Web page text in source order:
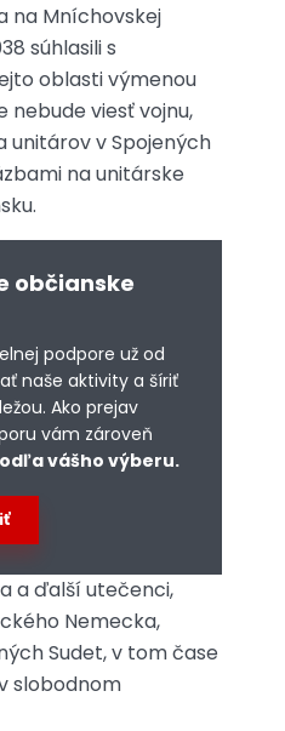
na Mníchovskej
súhlasili s
oblasti výmenou
nebude viesť vojnu,
unitárov v Spojených
na unitárske
občianske
podpore už od
naše aktivity a šíriť
Ako prejav
vám zároveň
vášho výberu.
a ďalší utečenci,
Nemecka,
Sudet, v tom čase
slobodnom